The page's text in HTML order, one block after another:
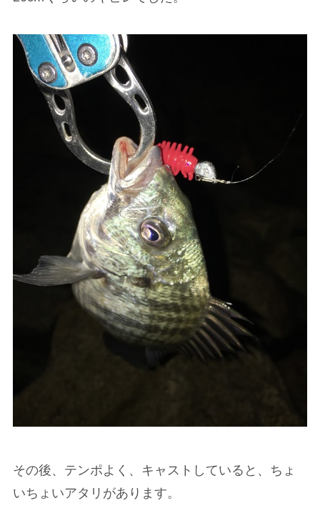
その後、テンポよく、キャストしていると、ちょ
いちょいアタリがあります。